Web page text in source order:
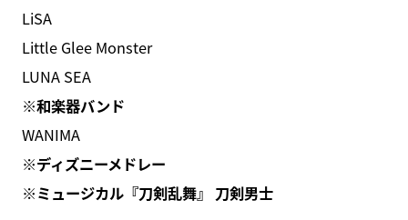
LiSA
Little Glee Monster
LUNA SEA
※和楽器バンド
WANIMA
※ディズニーメドレー
※ミュージカル『刀剣乱舞』 刀剣男士